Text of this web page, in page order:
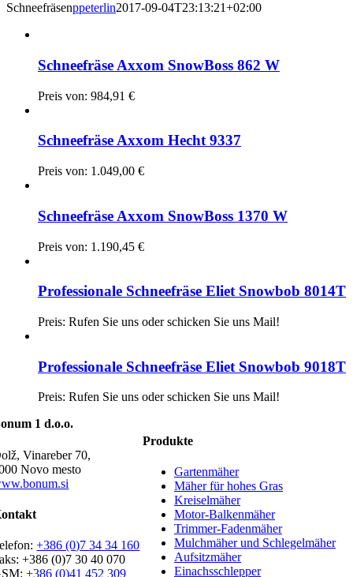
Schneefräsenppeterlin2017-09-04T23:13:21+02:00
Schneefräse Axxom SnowBoss 862 W
Preis von: 984,91 €
Schneefräse Axxom Hecht 9337
Preis von: 1.049,00 €
Schneefräse Axxom SnowBoss 1370 W
Preis von: 1.190,45 €
Professionale Schneefräse Eliet Snowbob 8014T
Preis: Rufen Sie uns oder schicken Sie uns Mail!
Professionale Schneefräse Eliet Snowbob 9018T
Preis: Rufen Sie uns oder schicken Sie uns Mail!
Produkte
Gartenmäher
Mäher für hohes Gras
Kreiselmäher
Motor-Balkenmäher
Trimmer-Fadenmäher
Mulchmäher und Schlegelmäher
Aufsitzmäher
Einachsschlepper
1 d.o.o.
Vinareber 70,
Novo mesto
+386 (0)7 34 34 160
+386 (0)7 30 40 070
+386 (0)41 452 309